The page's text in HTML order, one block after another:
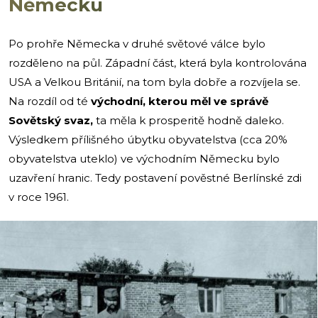
Německu
Po prohře Německa v druhé světové válce bylo
rozděleno na půl. Západní část, která byla kontrolována
USA a Velkou Británií, na tom byla dobře a rozvíjela se.
Na rozdíl od té východní, kterou měl ve správě
Sovětský svaz, ta měla k prosperitě hodně daleko.
Výsledkem přílišného úbytku obyvatelstva (cca 20%
obyvatelstva uteklo) ve východním Německu bylo
uzavření hranic. Tedy postavení pověstné Berlínské zdi
v roce 1961.